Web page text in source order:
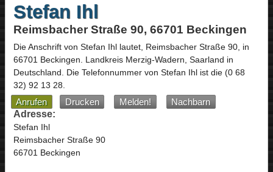
Stefan Ihl
Reimsbacher Straße 90, 66701 Beckingen
Die Anschrift von Stefan Ihllautet, Reimsbacher Straße 90, in
66701 Beckingen. Landkreis Merzig-Wadern, Saarland in
Deutschland. Die Telefonnummer von Stefan Ihl ist die (0 68
32) 92 13 28.
Anrufen Drucken Melden!
Nachbarn
Adresse:
Stefan Ihl
Reimsbacher Straße 90
66701 Beckingen